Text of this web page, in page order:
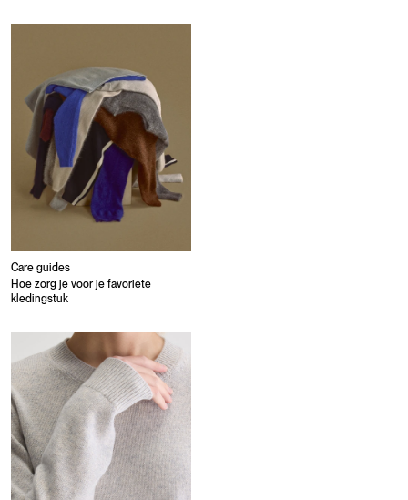
Care guides
Hoe zorg je voor je favoriete
kledingstuk